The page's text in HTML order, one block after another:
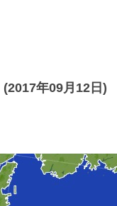
(2017年09月12日)